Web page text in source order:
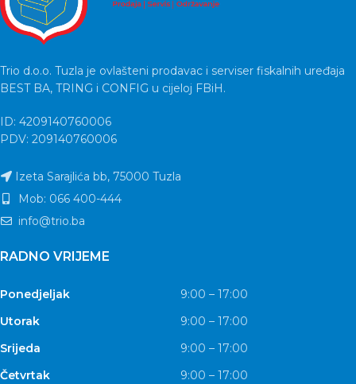
Trio d.o.o. Tuzla je ovlašteni prodavac i serviser fiskalnih uređaja
BEST BA, TRING i CONFIG u cijeloj FBiH.
ID: 4209140760006
PDV: 209140760006
Izeta Sarajlića bb, 75000 Tuzla
Mob: 066 400-444
info@trio.ba
RADNO VRIJEME
Ponedjeljak
9:00 – 17:00
Utorak
9:00 – 17:00
Srijeda
9:00 – 17:00
Četvrtak
9:00 – 17:00